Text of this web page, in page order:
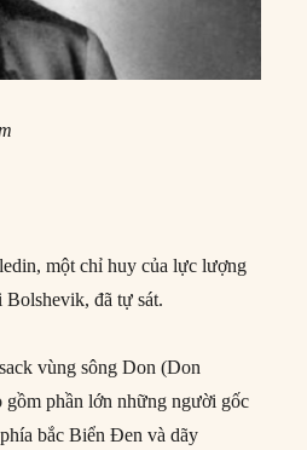
một chỉ huy của lực lượng
đã tự sát.
vùng sông Don (Don
gồm phần lớn những người gốc
bắc Biển Đen và dãy